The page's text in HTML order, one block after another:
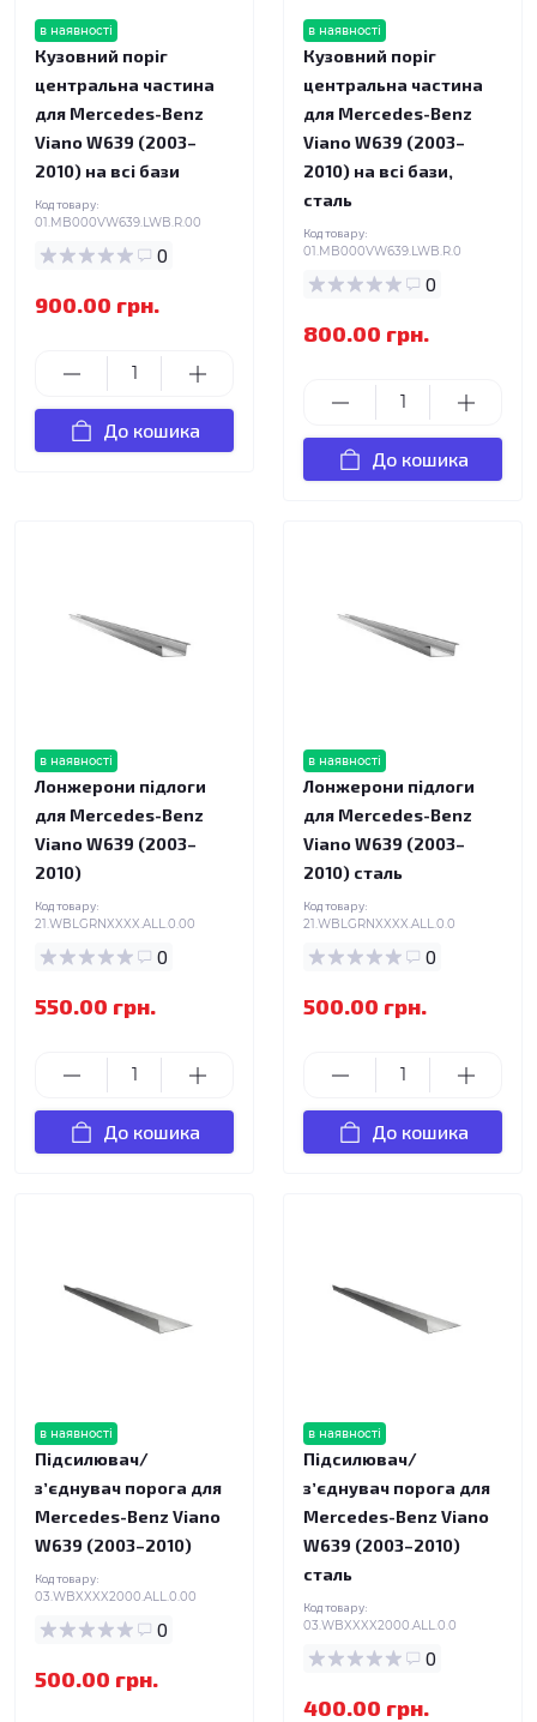
в наявності
Кузовний поріг
центральна частина
для Mercedes-Benz
Viano W639 (2003–
2010) на всі бази
Код товару:
01.MB000VW639.LWB.R.00
0
900.00 грн.
До кошика
в наявності
Кузовний поріг
центральна частина
для Mercedes-Benz
Viano W639 (2003–
2010) на всі бази,
сталь
Код товару:
01.MB000VW639.LWB.R.0
0
800.00 грн.
До кошика
в наявності
Лонжерони підлоги
для Mercedes-Benz
Viano W639 (2003–
2010)
Код товару:
21.WBLGRNXXXX.ALL.0.00
0
550.00 грн.
До кошика
в наявності
Лонжерони підлоги
для Mercedes-Benz
Viano W639 (2003–
2010) сталь
Код товару:
21.WBLGRNXXXX.ALL.0.0
0
500.00 грн.
До кошика
в наявності
Підсилювач/
зʼєднувач порога для
Mercedes-Benz Viano
W639 (2003–2010)
Код товару:
03.WBXXXX2000.ALL.0.00
0
500.00 грн.
в наявності
Підсилювач/
зʼєднувач порога для
Mercedes-Benz Viano
W639 (2003–2010)
сталь
Код товару:
03.WBXXXX2000.ALL.0.0
0
400.00 грн.